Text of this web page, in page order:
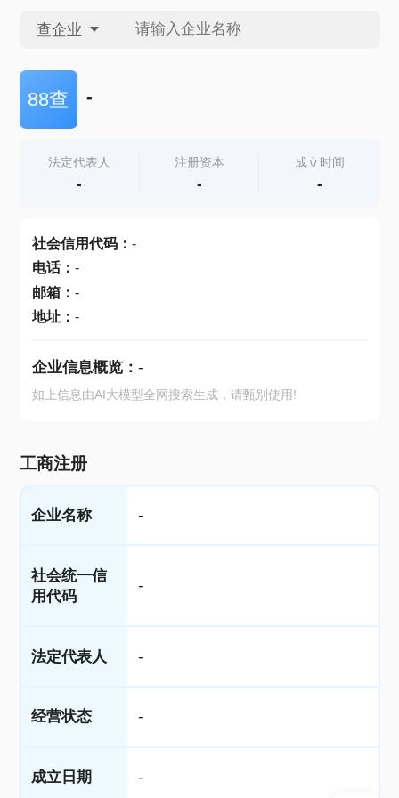
查企业
查企业
查产地
88查 -
法定代表人
-
注册资本
-
成立时间
-
社会信用代码： -
电话： -
邮箱： -
地址： -
企业信息概览： -
如上信息由AI大模型全网搜索生成，请甄别使用!
工商注册
企业名称 -
社会统一信
用代码
-
法定代表人 -
经营状态 -
成立日期 -